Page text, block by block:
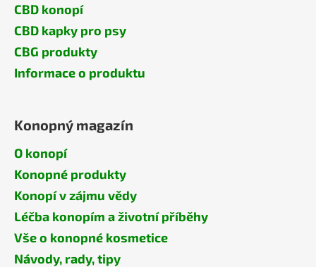
CBD konopí
CBD kapky pro psy
CBG produkty
Informace o produktu
Konopný magazín
O konopí
Konopné produkty
Konopí v zájmu vědy
Léčba konopím a životní příběhy
Vše o konopné kosmetice
Návody, rady, tipy